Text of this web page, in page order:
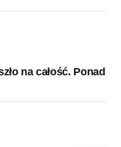
na całość. Ponad